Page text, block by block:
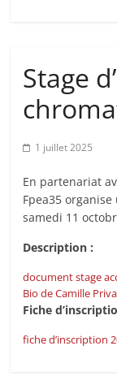
Stage
1 juillet 2025
En partenariat
Fpea35
samedi 11
Description :
document stage
Bio de Camille
Fiche
fiche d’inscription